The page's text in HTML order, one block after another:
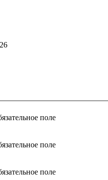
поле
поле
поле